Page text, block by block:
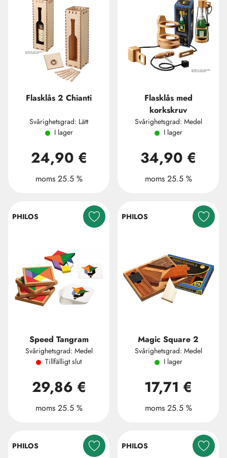
Flasklås 2 Chianti
Svårighetsgrad: Lätt
I lager
24,90 €
moms 25.5 %
Flasklås med
korkskruv
Svårighetsgrad: Medel
I lager
34,90 €
moms 25.5 %
PHILOS
Speed Tangram
Svårighetsgrad: Medel
Tillfälligt slut
29,86 €
moms 25.5 %
PHILOS
Magic Square 2
Svårighetsgrad: Medel
I lager
17,71 €
moms 25.5 %
PHILOS PHILOS